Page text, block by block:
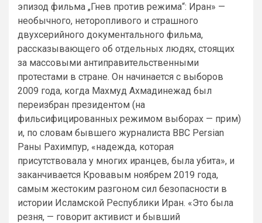
эпизод фильма „Гнев против режима“: Иран» —
необычного, неторопливого и страшного
двухсерийного документального фильма,
рассказывающего об отдельных людях, стоящих
за массовыми антиправительственными
протестами в стране. Он начинается с выборов
2009 года, когда Махмуд Ахмадинежад был
переизбран президентом (на
фильсифицированных режимом выборах — прим)
и, по словам бывшего журналиста BBC Persian
Раны Рахимпур, «надежда, которая
присутствовала у многих иранцев, была убита», и
заканчивается Кровавым ноябрем 2019 года,
самым жестоким разгоном сил безопасности в
истории Исламской Республики Иран. «Это была
резня, — говорит активист и бывший